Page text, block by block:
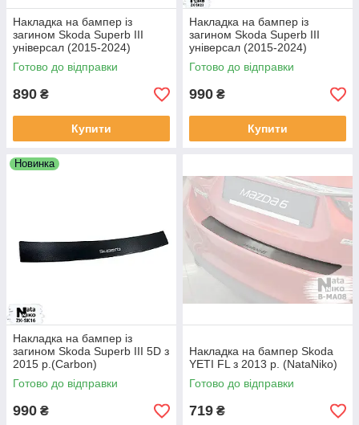
Накладка на бампер із
загином Skoda Superb III
універсал (2015-2024)
Готово до відправки
890 ₴
Купити
Накладка на бампер із
загином Skoda Superb III
універсал (2015-2024)
(Carbon)
Готово до відправки
990 ₴
Купити
Новинка
Накладка на бампер із
загином Skoda Superb III 5D з
2015 р.(Carbon)
Готово до відправки
990 ₴
Накладка на бампер Skoda
YETI FL з 2013 р. (NataNiko)
Готово до відправки
719 ₴